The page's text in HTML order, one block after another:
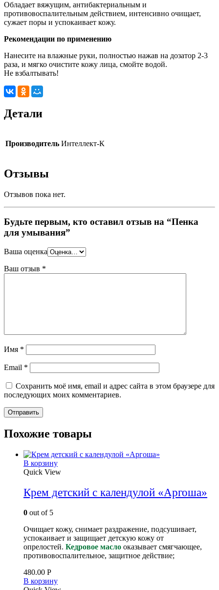
Обладает вяжущим, антибактериальным и
противовоспалительным действием, интенсивно очищает,
сужает поры и успокаивает кожу.
Рекомендации по применению
Нанесите на влажные руки, полностью нажав на дозатор 2-3
раза, и мягко очистите кожу лица, смойте водой.
Не взбалтывать!
Детали
Производитель Интеллект-К
Отзывы
Отзывов пока нет.
Будьте первым, кто оставил отзыв на “Пенка
для умывания”
Ваша оценка
Ваш отзыв *
Имя *
Email *
Сохранить моё имя, email и адрес сайта в этом браузере для
последующих моих комментариев.
Похожие товары
В корзину
Quick View
Крем детский с календулой «Аргоша»
0 out of 5
Очищает кожу, снимает раздражение, подсушивает,
успокаивает и защищает детскую кожу от
опрелостей. Кедровое масло оказывает смягчающее,
противовоспалительное, защитное действие;
480.00 Р
В корзину